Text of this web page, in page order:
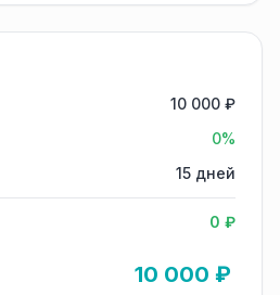
10 000 ₽
0%
15 дней
0 ₽
10 000 ₽